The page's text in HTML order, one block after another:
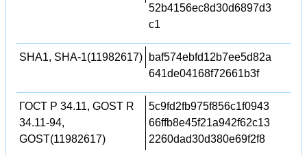
52b4156ec8d30d6897d3
c1
SHA1, SHA-1(11982617)
baf574ebfd12b7ee5d82a
641de04168f72661b3f
ГОСТ Р 34.11, GOST R
34.11-94,
GOST(11982617)
5c9fd2fb975f856c1f0943
66ffb8e45f21a942f62c13
2260dad30d380e69f2f8